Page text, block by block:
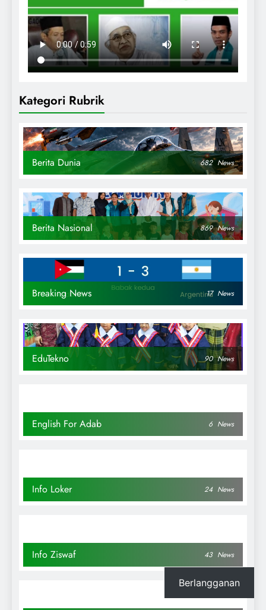
Kategori Rubrik
Berita Dunia 682 News
Berita Nasional 869 News
Breaking News 17 News
EduTekno 90 News
English For Adab 6 News
Info Loker 24 News
Info Ziswaf 43 News
Berlangganan